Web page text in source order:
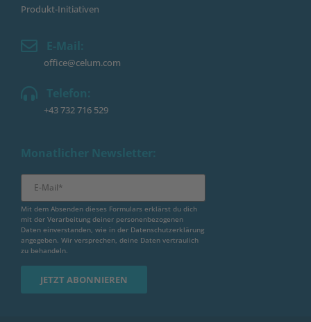
Produkt-Initiativen
E-Mail:
office@celum.com
Telefon:
+43 732 716 529
Monatlicher Newsletter:
Mit dem Absenden dieses Formulars erklärst du dich
mit der Verarbeitung deiner personenbezogenen
Daten einverstanden, wie in der Datenschutzerklärung
angegeben. Wir versprechen, deine Daten vertraulich
zu behandeln.